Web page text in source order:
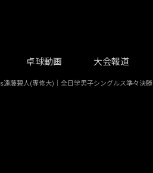
卓球動画 大会報道
遠藤碧人(専修大)｜全日学男子シングルス準々決勝